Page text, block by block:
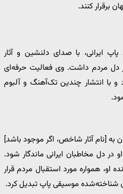
برقرار کنند.
ایرانی، با صدای دلنشین و آثار
دل مردم داشت. وی فعالیت حرفه‌ای
و با انتشار چندین تک‌آهنگ و آلبوم
به [نام آثار شاخص، اگر موجود باشد]
دل مخاطبان ایرانی ماندگار شود.
او، همواره مورد استقبال مردم قرار
شناخته‌شده موسیقی پاپ تبدیل کرد.